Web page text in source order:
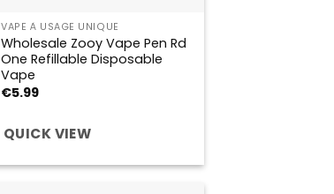
VAPE À USAGE UNIQUE
Wholesale Zooy Vape Pen Rd
One Refillable Disposable
Vape
€5.99
QUICK VIEW